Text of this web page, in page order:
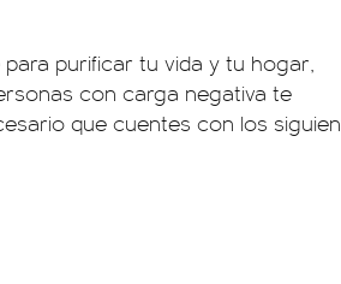
purificar tu vida y tu hogar,
con carga negativa te
que cuentes con los